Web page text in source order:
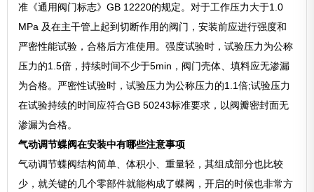
准《通用阀门标志》GB 12220的规定。对于工作压力大于1.0
MPa 及在主干管上起到切断作用的阀门，安装前应进行强度和
严密性能试验，合格后方准使用。强度试验时，试验压力为公称
压力的1.5倍，持续时间不少于5min，阀门壳体、填料应无渗漏
为合格。严密性试验时，试验压力为公称压力的1.1倍;试验压力
在试验持续的时间应符合GB 50243标准要求，以阀瓣密封面无
渗漏为合格。
气动调节蝶阀在安装中有哪些注意事项
气动调节蝶阀结构简单、体积小、重量轻，其组成部分也比较
少，就关键的几个零部件就能构成了蝶阀，开启的时候也非常方